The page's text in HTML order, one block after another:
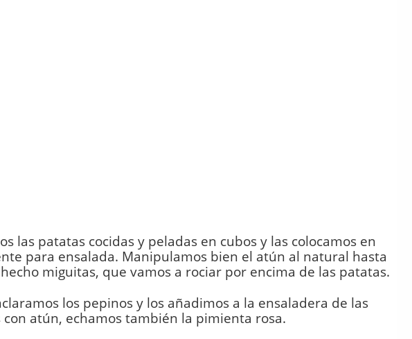
las patatas cocidas y peladas en cubos y las colocamos en
para ensalada. Manipulamos bien el atún al natural hasta
miguitas, que vamos a rociar por encima de las patatas.
los pepinos y los añadimos a la ensaladera de las
con atún, echamos también la pimienta rosa.